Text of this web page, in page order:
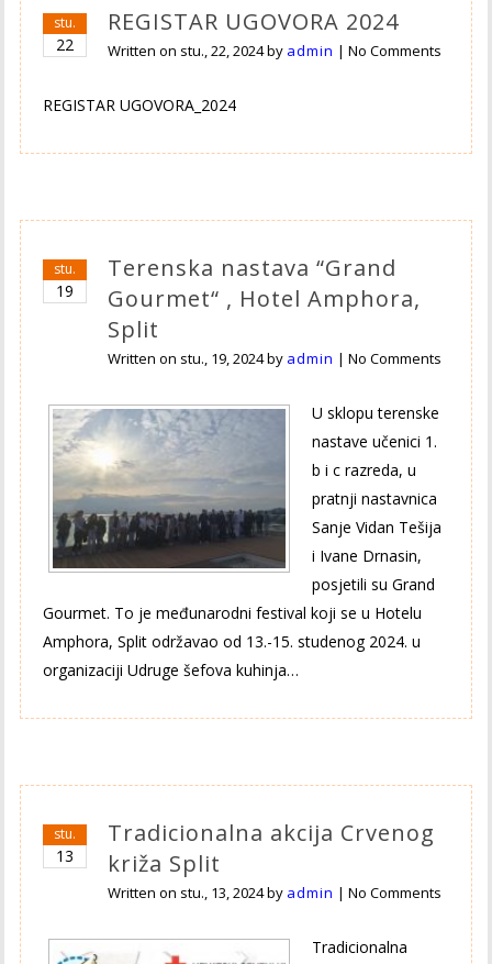
stu.
22
REGISTAR UGOVORA 2024
Written on stu., 22, 2024by admin |No Comments
REGISTAR UGOVORA_2024
stu.
19
Terenska nastava “Grand
Gourmet“ , Hotel Amphora,
Split
Written on stu., 19, 2024by admin |No Comments
U sklopu terenske
nastave učenici 1.
b i c razreda, u
pratnji nastavnica
Sanje Vidan Tešija
i Ivane Drnasin,
posjetili su Grand
Gourmet. To je međunarodni festival koji se u Hotelu
Amphora, Split održavao od 13.-15. studenog 2024. u
organizaciji Udruge šefova kuhinja…
stu.
13
Tradicionalna akcija Crvenog
križa Split
Written on stu., 13, 2024by admin |No Comments
Tradicionalna